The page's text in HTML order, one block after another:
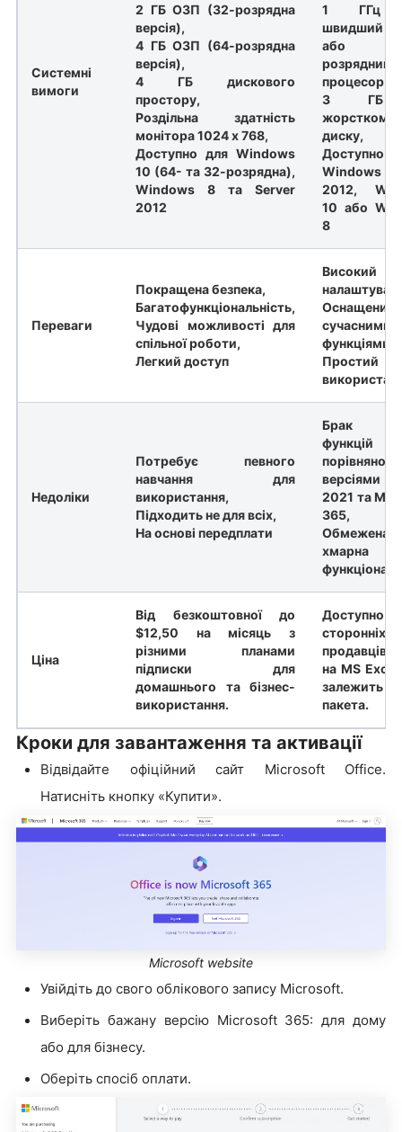
Системні
вимоги
2 ГБ ОЗП (32-розрядна
версія),
4 ГБ ОЗП (64-розрядна
версія),
4 ГБ дискового
простору,
Роздільна здатність
монітора 1024 x 768,
Доступно для Windows
10 (64- та 32-розрядна),
Windows 8 та Server
2012
1 ГГц
швидший
або
розрядний
процесор
3 ГБ
жорсткому
диску,
Windows
2012,
10 або
8
Переваги
Покращена безпека,
Багатофункціональність,
Чудові можливості для
спільної роботи,
Легкий доступ
Високий
Оснащений
сучасними
функціями,
Недоліки
Потребує певного
навчання для
використання,
Підходить не для всіх,
На основі передплати
Брак
функцій
версіями
2021 та
365,
Обмежена
хмарна
Ціна
Від безкоштовної до
$12,50 на місяць з
різними планами
підписки для
домашнього та бізнес-
використання.
Доступно
сторонніх
продавців.
на MS
пакета.
Кроки для завантаження та активації
Відвідайте офіційний сайт Microsoft Office.
Натисніть кнопку «Купити».
Microsoft website
Увійдіть до свого облікового запису Microsoft.
Виберіть бажану версію Microsoft 365: для дому
або для бізнесу.
Оберіть спосіб оплати.